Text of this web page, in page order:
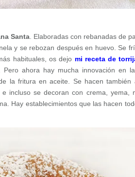
Santa. Elaboradas con rebanadas de
y se rebozan después en huevo. Se
habituales, os dejo mi receta de
Pero ahora hay mucha innovación en
la fritura en aceite. Se hacen
incluso se decoran con crema, yema,
Hay establecimientos que las hacen